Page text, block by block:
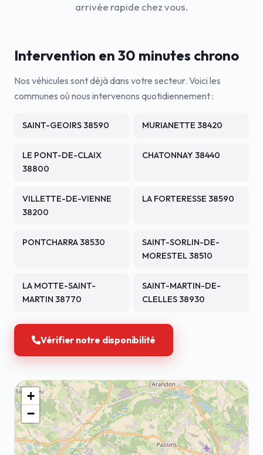
arrivée rapide chez vous.
Intervention en 30 minutes chrono
Nos véhicules sont déjà dans votre secteur. Voici les
communes où nous intervenons quotidiennement :
SAINT-GEOIRS 38590 MURIANETTE 38420
LE PONT-DE-CLAIX
38800
CHATONNAY 38440
VILLETTE-DE-VIENNE
38200
LA FORTERESSE 38590
PONTCHARRA 38530
SAINT-SORLIN-DE-
MORESTEL 38510
LA MOTTE-SAINT-
MARTIN 38770
SAINT-MARTIN-DE-
CLELLES 38930
Vérifier notre disponibilité
+
−